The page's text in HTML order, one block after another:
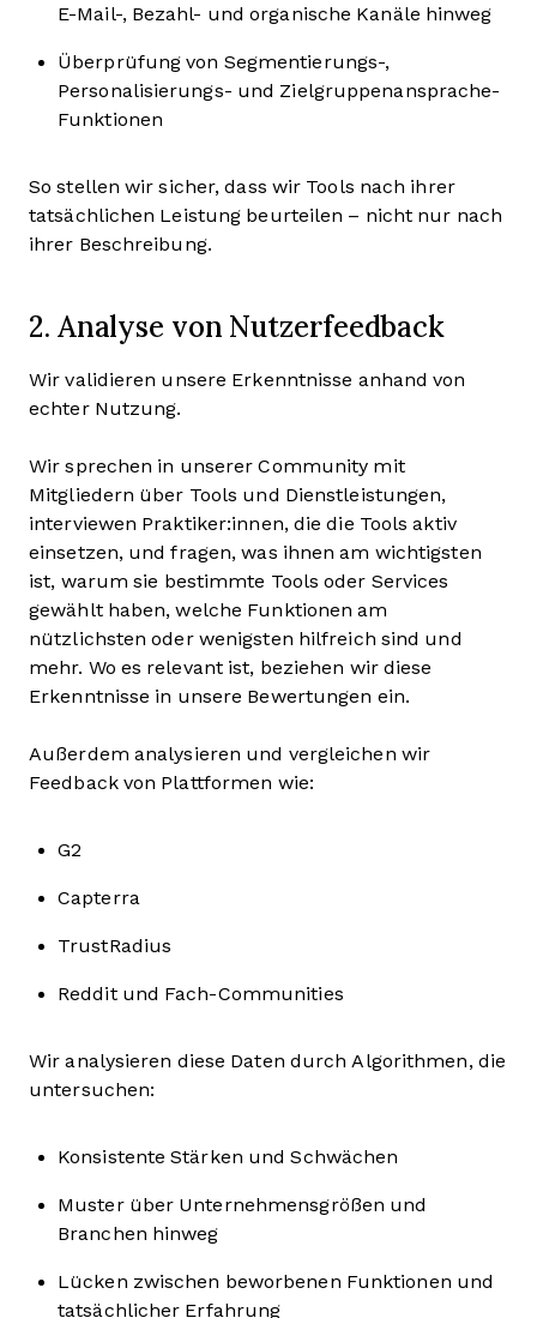
E-Mail-, Bezahl- und organische Kanäle hinweg
Überprüfung von Segmentierungs-,
Personalisierungs- und Zielgruppenansprache-
Funktionen
So stellen wir sicher, dass wir Tools nach ihrer
tatsächlichen Leistung beurteilen – nicht nur nach
ihrer Beschreibung.
2. Analyse von Nutzerfeedback
Wir validieren unsere Erkenntnisse anhand von
echter Nutzung.
Wir sprechen in unserer Community mit
Mitgliedern über Tools und Dienstleistungen,
interviewen Praktiker:innen, die die Tools aktiv
einsetzen, und fragen, was ihnen am wichtigsten
ist, warum sie bestimmte Tools oder Services
gewählt haben, welche Funktionen am
nützlichsten oder wenigsten hilfreich sind und
mehr. Wo es relevant ist, beziehen wir diese
Erkenntnisse in unsere Bewertungen ein.
Außerdem analysieren und vergleichen wir
Feedback von Plattformen wie:
G2
Capterra
TrustRadius
Reddit und Fach-Communities
Wir analysieren diese Daten durch Algorithmen, die
untersuchen:
Konsistente Stärken und Schwächen
Muster über Unternehmensgrößen und
Branchen hinweg
Lücken zwischen beworbenen Funktionen und
tatsächlicher Erfahrung